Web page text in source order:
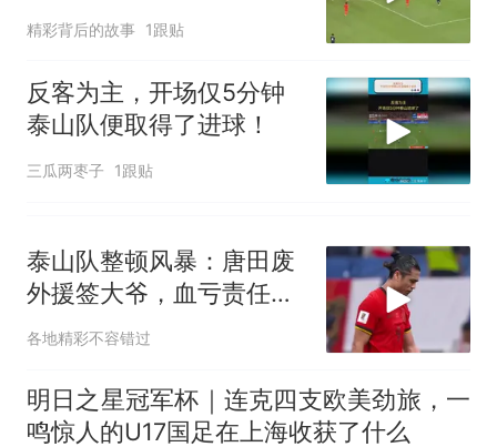
君豪
精彩背后的故事 1跟贴
反客为主，开场仅5分钟
泰山队便取得了进球！
三瓜两枣子 1跟贴
泰山队整顿风暴：唐田废
外援签大爷，血亏责任谁
来担
各地精彩不容错过
明日之星冠军杯｜连克四支欧美劲旅，一
鸣惊人的U17国足在上海收获了什么